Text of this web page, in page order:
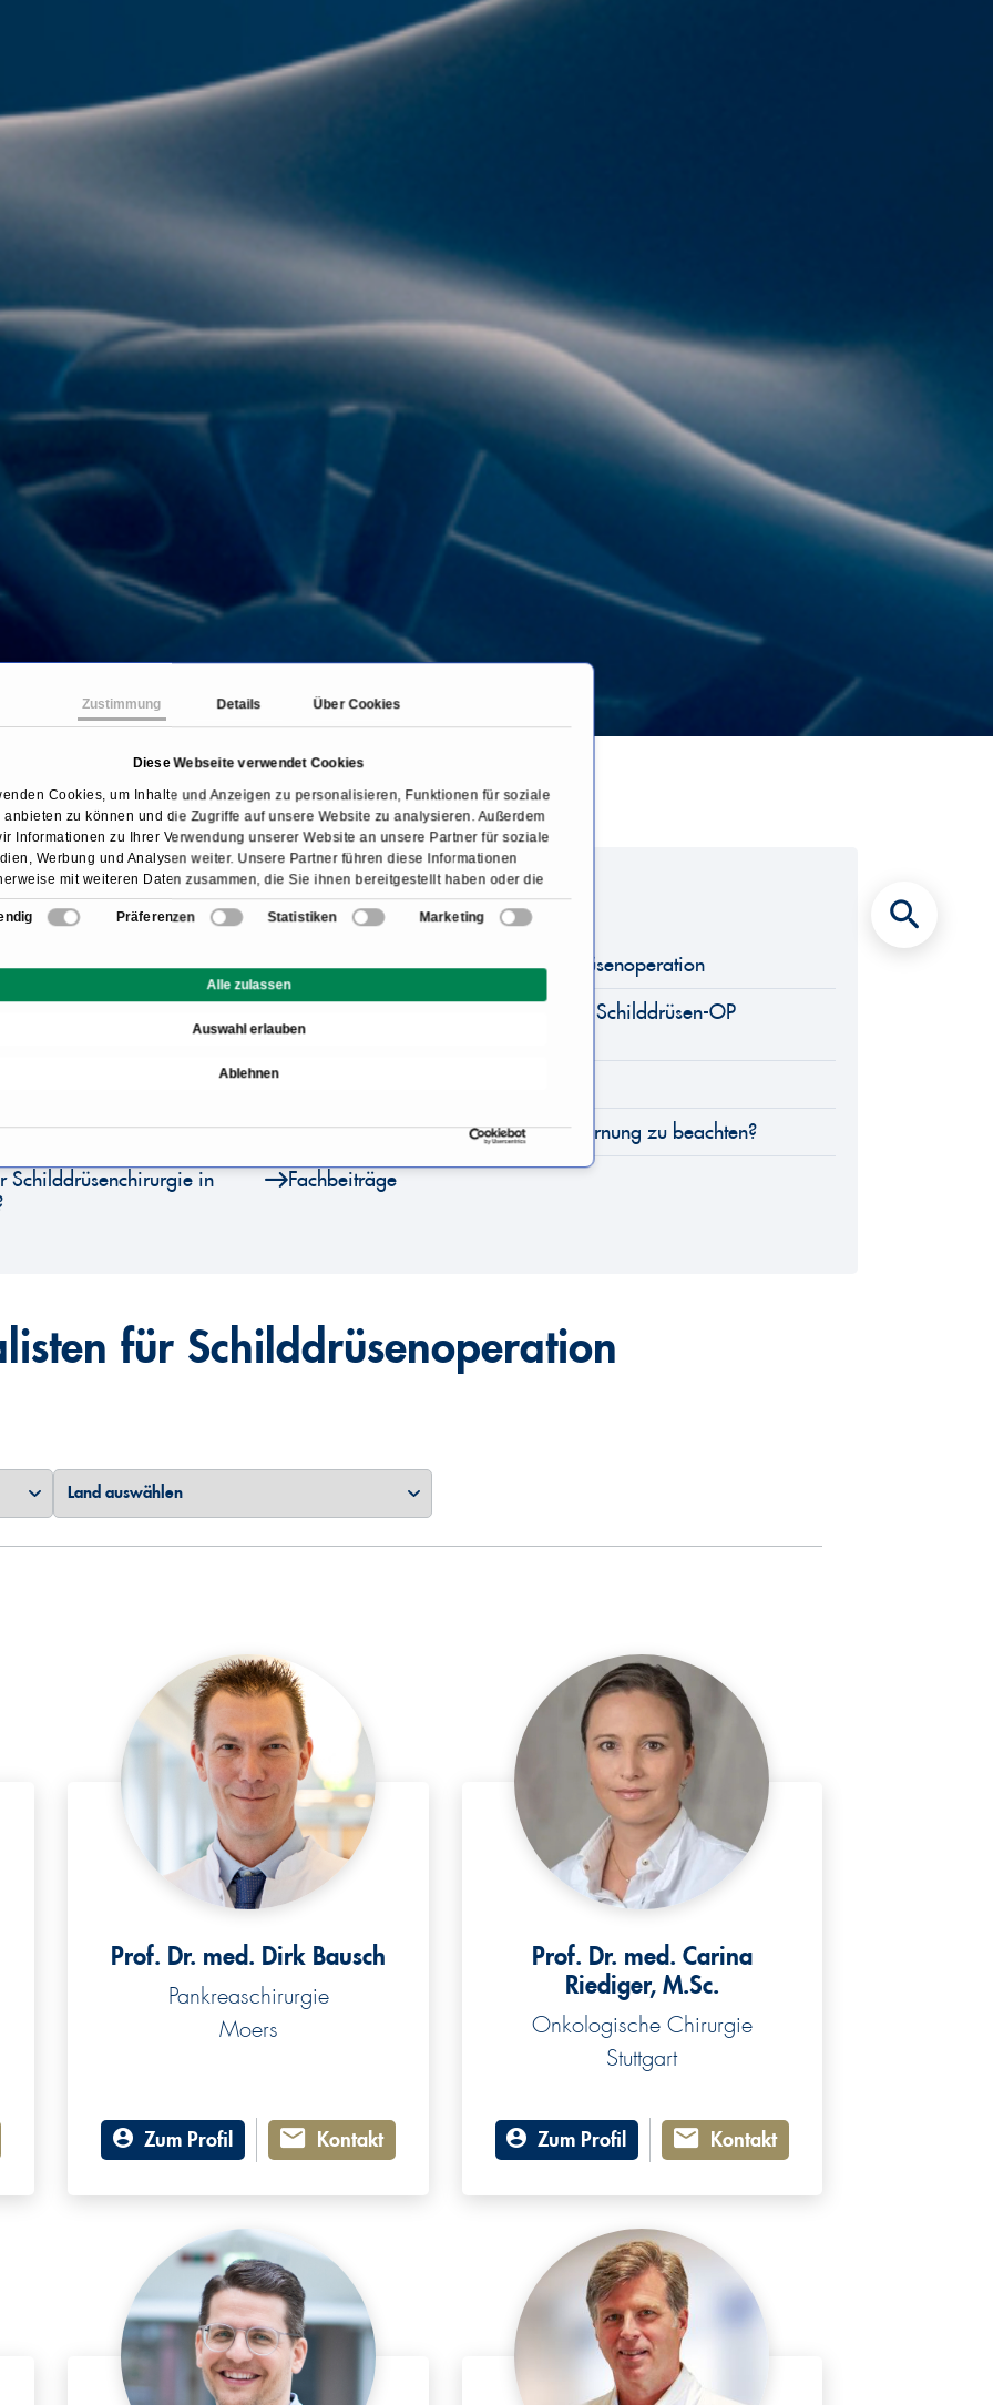
Zustimmung Details Über Cookies
Diese Webseite verwendet Cookies
Cookies, um Inhalte und Anzeigen zu personalisieren, Funktionen für soziale
anbieten zu können und die Zugriffe auf unsere Website zu analysieren. Außerdem
Informationen zu Ihrer Verwendung unserer Website an unsere Partner für soziale
Werbung und Analysen weiter. Unsere Partner führen diese Informationen
mit weiteren Daten zusammen, die Sie ihnen bereitgestellt haben oder die
sie im Rahmen Ihrer Nutzung der Dienste gesammelt haben.
Präferenzen Statistiken Marketing
Ablehnen
Auswahl erlauben
Alle zulassen
Behandlungen & Krankheiten Schilddrüsenoperation
Übersicht
Informationen zum Bereich Schilddrüsenoperation
gibt es?
Bei welchen Erkrankungen wird eine Schilddrüsen-OP
durchgeführt?
Was ist nach einer Schilddrüsenentfernung zu beachten?
Schilddrüsenchirurgie in
Fachbeiträge
für Schilddrüsenoperation
Prof. Dr. med. Dirk Bausch
Pankreaschirurgie
Moers
Zum Profil Kontakt
Prof. Dr. med. Carina
Riediger, M.Sc.
Onkologische Chirurgie
Stuttgart
Zum Profil Kontakt